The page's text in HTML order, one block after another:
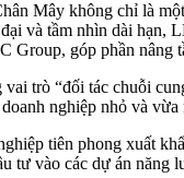
Mây không chỉ là
và tầm nhìn dài hạn,
Group, góp phần
trò “đối tác chuỗi
nghiệp nhỏ và
tiên phong xuất
tư vào các dự án